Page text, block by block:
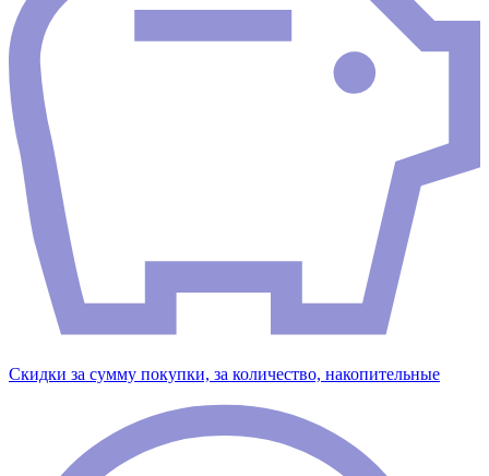
Скидки за сумму покупки, за количество, накопительные